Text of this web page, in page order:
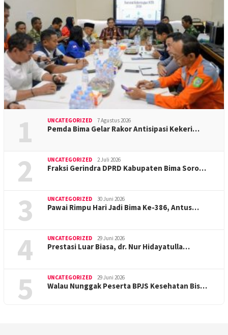
1 UNCATEGORIZED 7 Agustus 2026
Pemda Bima Gelar Rakor Antisipasi Kekeri…
2 UNCATEGORIZED 2 Juli 2026
Fraksi Gerindra DPRD Kabupaten Bima Soro…
3 UNCATEGORIZED 30 Juni 2026
Pawai Rimpu Hari Jadi Bima Ke-386, Antus…
4 UNCATEGORIZED 29 Juni 2026
Prestasi Luar Biasa, dr. Nur Hidayatulla…
5 UNCATEGORIZED 29 Juni 2026
Walau Nunggak Peserta BPJS Kesehatan Bis…